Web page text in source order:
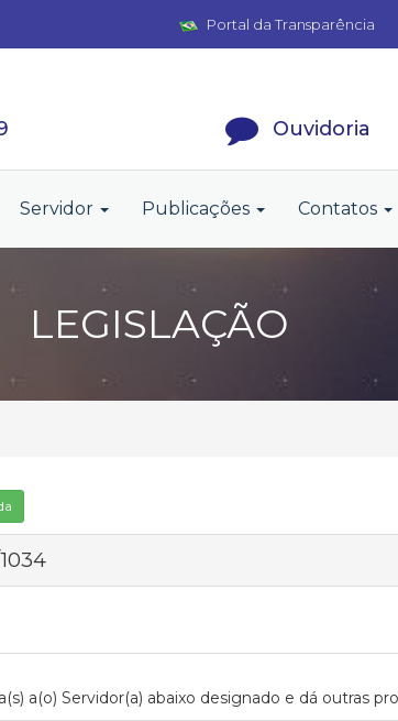
Portal da Transparência
Ouvidoria
Servidor Publicações Contatos
LEGISLAÇÃO
a(o) Servidor(a) abaixo designado e dá outras